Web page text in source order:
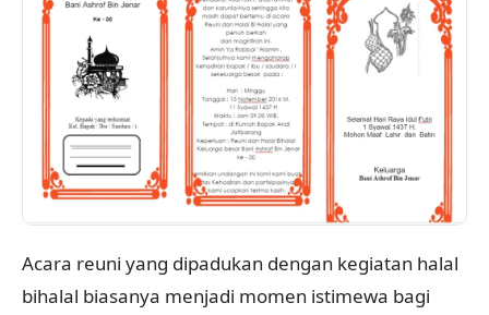
Acara reuni yang dipadukan dengan kegiatan halal
bihalal biasanya menjadi momen istimewa bagi